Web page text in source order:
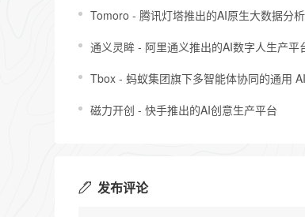
Tomoro - 腾讯灯塔推出的AI原生大数据分
通义灵眸 - 阿里通义推出的AI数字人生产平
Tbox - 蚂蚁集团旗下多智能体协同的通用
磁力开创 - 快手推出的AI创意生产平台
发布评论